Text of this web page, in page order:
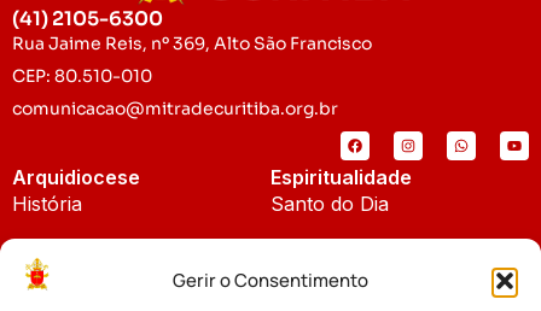
Gerir o Consentimento
(41) 2105-6300
Rua Jaime Reis, nº 369, Alto São Francisco
CEP: 80.510-010
comunicacao@mitradecuritiba.org.br
Arquidiocese
História
Padroeira
Espiritualidade
Santo do Dia